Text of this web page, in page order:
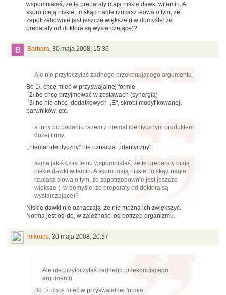
wspomniałaś, że te preparaty mają niskie dawki witamin. A
skoro mają niskie, to skąd nagle rzucasz słowa o tym, że
zapotrzebownie jest jeszcze większe (i w domyśle: że
preparaty od doktora są wystarczające)?
Barbara, 30 maja 2008, 15:36
Ale nie przytoczyłaś żadnego przekonującego argumentu
Bo 1/. chcę mieć w przyswajalnej formie
2/.bo chcę przyjmować w zestawach (synergia)
3/.bo nie chcę dodatkowych ,,E", skrobi modyfikowanej,
barwników, etc.
a inny po podaniu razem z niemal identycznym produktem
dużej firmy.
,,niemal identyczny" nie oznacza ,,identyczny".
sama jakiś czas temu wspomniałaś, że te preparaty mają
niskie dawki witamin. A skoro mają niskie, to skąd nagle
rzucasz słowa o tym, że zapotrzebownie jest jeszcze
większe (i w domyśle: że preparaty od doktora są
wystarczające)?
Niskie dawki nie oznaczają ,że nie można ich zwiększyć.
Norma jest od-do, w zależności od potrzeb organizmu.
mikroos, 30 maja 2008, 20:57
Ale nie przytoczyłaś żadnego przekonującego
argumentu
Bo 1/. chcę mieć w przyswajalnej formie